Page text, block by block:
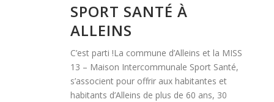
SPORT SANTÉ À
ALLEINS
C’est parti !La commune d’Alleins et la MISS
13 – Maison Intercommunale Sport Santé,
s’associent pour offrir aux habitantes et
habitants d’Alleins de plus de 60 ans, 30